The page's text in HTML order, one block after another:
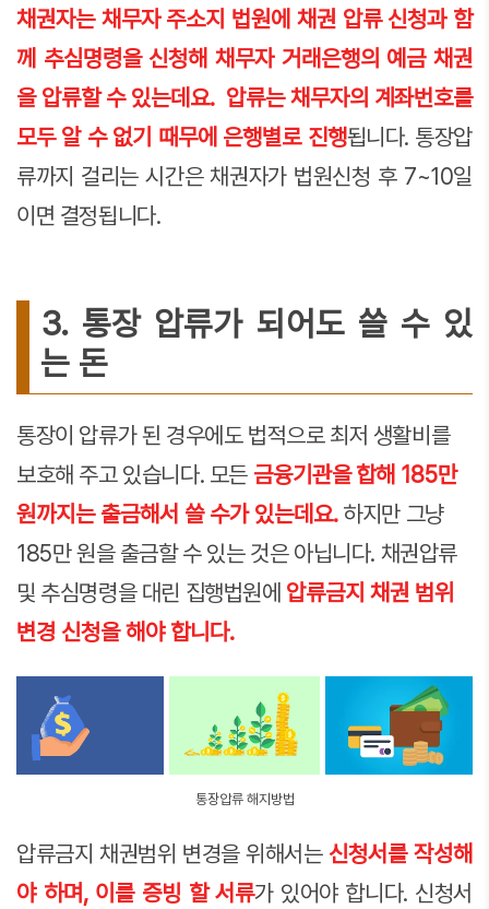
채권자는 채무자 주소지 법원에 채권 압류 신청과 함
께 추심명령을 신청해 채무자 거래은행의 예금 채권
을 압류할 수 있는데요. 압류는 채무자의 계좌번호를
모두 알 수 없기 때무에 은행별로 진행됩니다. 통장압
류까지 걸리는 시간은 채권자가 법원신청 후 7~10일
이면 결정됩니다.
3. 통장 압류가 되어도 쓸 수 있
는 돈
통장이 압류가 된 경우에도 법적으로 최저 생활비를
보호해 주고 있습니다. 모든 금융기관을 합해 185만
원까지는 출금해서 쓸 수가 있는데요. 하지만 그냥
185만 원을 출금할 수 있는 것은 아닙니다. 채권압류
및 추심명령을 대린 집행법원에 압류금지 채권 범위
변경 신청을 해야 합니다.
통장압류 해지방법
압류금지 채권범위 변경을 위해서는신청서를 작성해
야 하며, 이를 증빙 할 서류가 있어야 합니다. 신청서